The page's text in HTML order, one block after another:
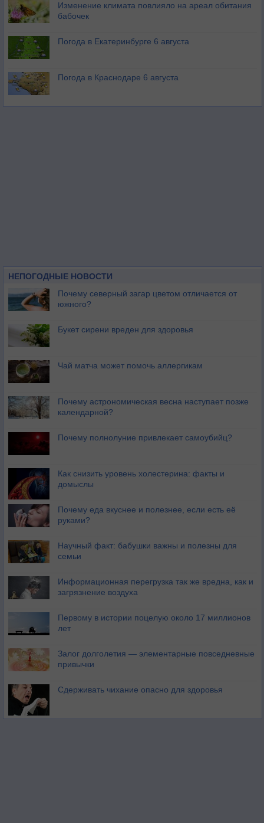
Изменение климата повлияло на ареал обитания
бабочек
Погода в Екатеринбурге 6 августа
Погода в Краснодаре 6 августа
НЕПОГОДНЫЕ НОВОСТИ
Почему северный загар цветом отличается от
южного?
Букет сирени вреден для здоровья
Чай матча может помочь аллергикам
Почему астрономическая весна наступает позже
календарной?
Почему полнолуние привлекает самоубийц?
Как снизить уровень холестерина: факты и
домыслы
Почему еда вкуснее и полезнее, если есть её
руками?
Научный факт: бабушки важны и полезны для
семьи
Информационная перегрузка так же вредна, как и
загрязнение воздуха
Первому в истории поцелую около 17 миллионов
лет
Залог долголетия — элементарные повседневные
привычки
Сдерживать чихание опасно для здоровья